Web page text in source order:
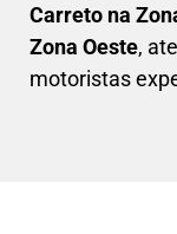
Carreto na
Zona Oeste,
motoristas